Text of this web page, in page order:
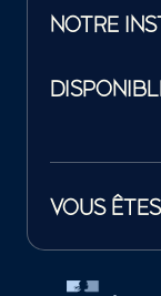
NOTRE
VOUS
Tutelles et